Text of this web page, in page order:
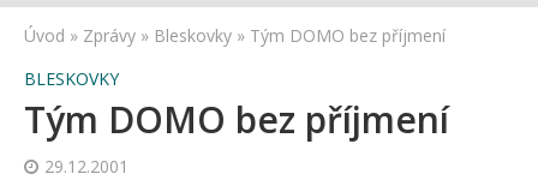
Úvod » Zprávy » Bleskovky » Tým DOMO bez příjmení
BLESKOVKY
Tým DOMO bez příjmení
29.12.2001